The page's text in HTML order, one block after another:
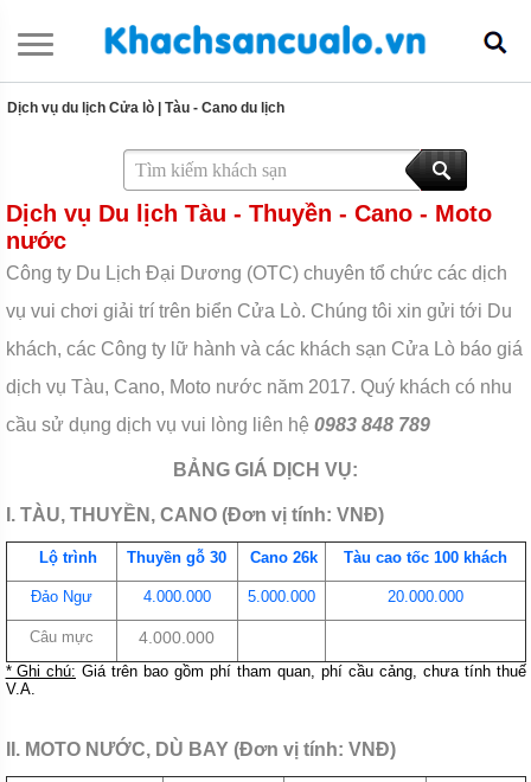
Dịch vụ du lịch Cửa lò| Tàu - Cano du lịch
Dịch vụ Du lịch Tàu - Thuyền - Cano - Moto
nước
Công ty Du Lịch Đại Dương (OTC) chuyên tổ chức các dịch
vụ vui chơi giải trí trên biển Cửa Lò. Chúng tôi xin gửi tới Du
khách, các Công ty lữ hành và các khách sạn Cửa Lò báo giá
dịch vụ Tàu, Cano, Moto nước năm 2017. Quý khách có nhu
cầu sử dụng dịch vụ vui lòng liên hệ 0983 848 789
BẢNG GIÁ DỊCH VỤ:
I. TÀU, THUYỀN, CANO (Đơn vị tính: VNĐ)
Lộ trình Thuyền gỗ 30 Cano 26k Tàu cao tốc 100 khách
Đảo Ngư 4.000.000 5.000.000 20.000.000
Câu mực 4.000.000
* Ghi chú: Giá trên bao gồm phí tham quan, phí cầu cảng, chưa tính thuế
V.A.
II. MOTO NƯỚC, DÙ BAY (Đơn vị tính: VNĐ)